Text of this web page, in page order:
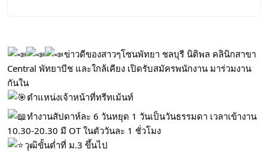
ข่าวดีของสาวๆโซนพัทยา ชลบุรี นิติพล คลินิกสาขา
Central พัทยาบีช และใกล้เคียง เปิดรับสมัครพนักงาน มาร่วมงาน
กันใน
ตำแหน่งเจ้าหน้าที่ทรีทเม้นท์
ทำงานสัปดาห์ละ 6 วันหยุด 1 วันเป็นวันธรรมดา เวลาเข้างาน
10.30-20.30 มี OT ในตัววันละ 1 ชั่วโมง
วุฒิขั้นต่ำที่ ม.3 ขึ้นไป